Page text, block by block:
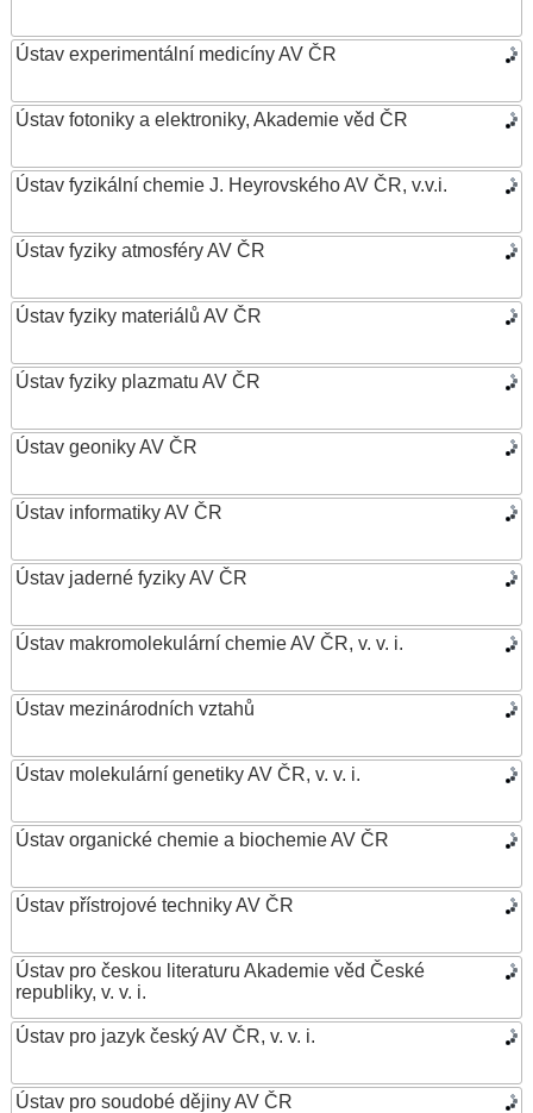
Ústav experimentální medicíny AV ČR
Ústav fotoniky a elektroniky, Akademie věd ČR
Ústav fyzikální chemie J. Heyrovského AV ČR, v.v.i.
Ústav fyziky atmosféry AV ČR
Ústav fyziky materiálů AV ČR
Ústav fyziky plazmatu AV ČR
Ústav geoniky AV ČR
Ústav informatiky AV ČR
Ústav jaderné fyziky AV ČR
Ústav makromolekulární chemie AV ČR, v. v. i.
Ústav mezinárodních vztahů
Ústav molekulární genetiky AV ČR, v. v. i.
Ústav organické chemie a biochemie AV ČR
Ústav přístrojové techniky AV ČR
Ústav pro českou literaturu Akademie věd České
republiky, v. v. i.
Ústav pro jazyk český AV ČR, v. v. i.
Ústav pro soudobé dějiny AV ČR